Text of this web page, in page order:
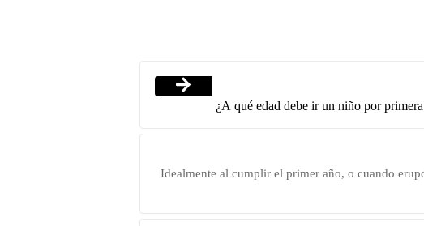
¿A qué edad debe ir un niño por
Idealmente al cumplir el primer año, o cuando